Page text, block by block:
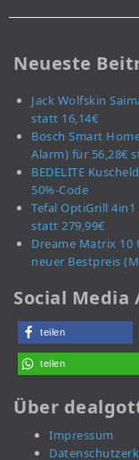
Neueste
Jack Wolfskin
statt 16,14€
Bosch Smart
Alarm) für 56,28€
BEDELITE
50%-Code
Tefal OptiGrill
statt 279,99€
Dreame Matrix 10
neuer Bestpreis
Social Media
teilen
teilen
Über
Impressum